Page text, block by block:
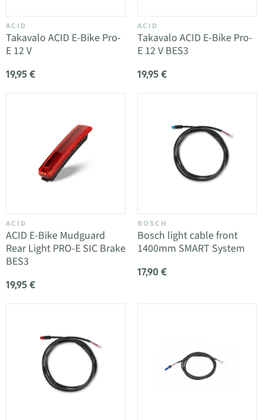
ACID
Takavalo ACID E-Bike Pro-
E 12 V
19,95 €
ACID
Takavalo ACID E-Bike Pro-
E 12 V BES3
19,95 €
ACID
ACID E-Bike Mudguard
Rear Light PRO-E SIC Brake
BES3
19,95 €
BOSCH
Bosch light cable front
1400mm SMART System
17,90 €